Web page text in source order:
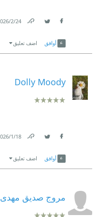
24‏/2‏/2026
أوافق اضف تعليق
Dolly Moody
18‏/1‏/2026
أوافق اضف تعليق
مروج صديق مهدى